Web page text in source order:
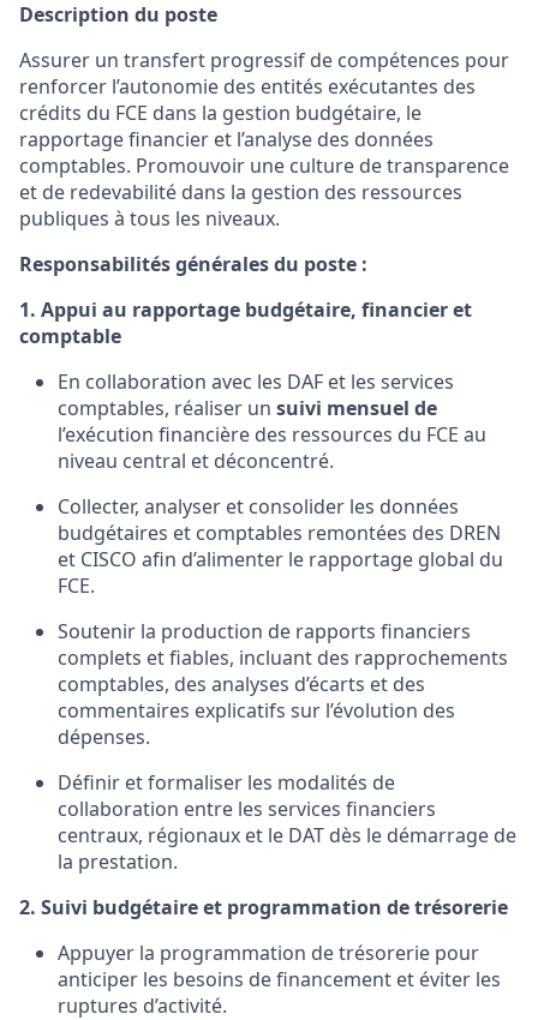
Description du poste
Assurer un transfert progressif de compétences pour
renforcer l’autonomie des entités exécutantes des
crédits du FCE dans la gestion budgétaire, le
rapportage financier et l’analyse des données
comptables. Promouvoir une culture de transparence
et de redevabilité dans la gestion des ressources
publiques à tous les niveaux.
Responsabilités générales du poste :
1. Appui au rapportage budgétaire, financier et
comptable
En collaboration avec les DAF et les services
comptables, réaliser un suivi mensuel de
l’exécution financière des ressources du FCE au
niveau central et déconcentré.
Collecter, analyser et consolider les données
budgétaires et comptables remontées des DREN
et CISCO afin d’alimenter le rapportage global du
FCE.
Soutenir la production de rapports financiers
complets et fiables, incluant des rapprochements
comptables, des analyses d’écarts et des
commentaires explicatifs sur l’évolution des
dépenses.
Définir et formaliser les modalités de
collaboration entre les services financiers
centraux, régionaux et le DAT dès le démarrage de
la prestation.
2. Suivi budgétaire et programmation de trésorerie
Appuyer la programmation de trésorerie pour
anticiper les besoins de financement et éviter les
ruptures d’activité.